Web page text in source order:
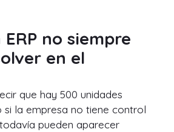
no siempre
en el
que hay 500 unidades
si la empresa no tiene control
pueden aparecer